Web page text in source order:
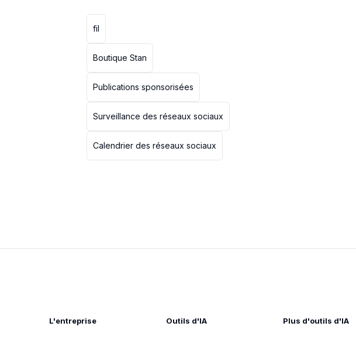
fil
Boutique Stan
Publications sponsorisées
Surveillance des réseaux sociaux
Calendrier des réseaux sociaux
L'entreprise Outils d'IA Plus d'outils d'IA